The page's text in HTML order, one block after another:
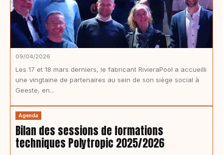
09/04/2026
Les 17 et 18 mars derniers, le fabricant RivieraPool a accueilli
une vingtaine de partenaires au sein de son siège social à
Geeste, en...
Agenda
Bilan des sessions de formations
techniques Polytropic 2025/2026